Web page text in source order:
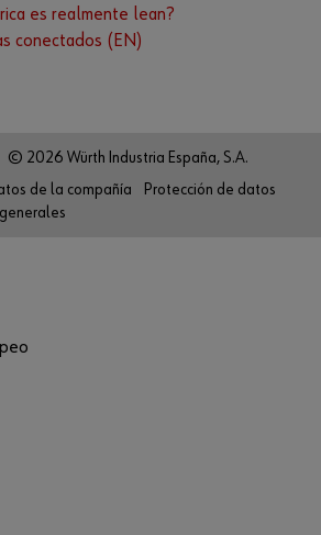
es realmente lean?
conectados (EN)
© 2026 Würth Industria España, S.A.
de la compañía
Protección de datos